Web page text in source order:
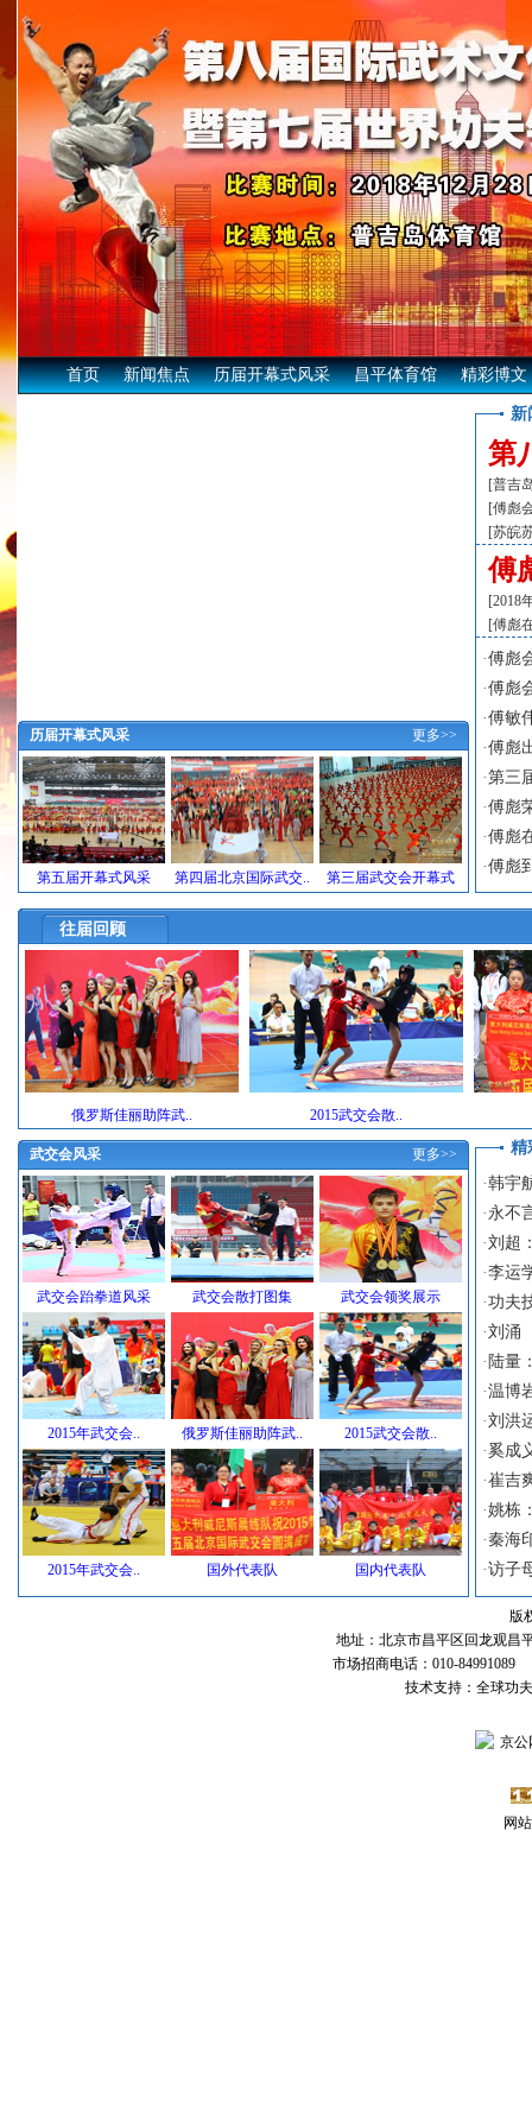
首页 新闻焦点 历届开幕式风采 昌平体育馆 精彩博文
历届开幕式风采 更多>>
第五届开幕式风采 第四届北京国际武交.. 第三届武交会开幕式
第
[普吉
[傅彪
[苏皖
傅
[2018
[傅彪
·傅彪
·傅彪
·傅敏
·傅彪
·第三
·傅彪
·傅彪
·傅彪
往届回顾
俄罗斯佳丽助阵武.. 2015武交会散..
武交会风采 更多>>
武交会跆拳道风采 武交会散打图集 武交会领奖展示
2015年武交会.. 俄罗斯佳丽助阵武.. 2015武交会散..
2015年武交会.. 国外代表队 国内代表队
精
·韩宇
· 永不
·刘超
·李运
·功夫
·刘涌
· 陆量
·温博
·刘洪
·奚成
·崔吉
·姚栋
·秦海
·访子
版
地址：北京市昌平区回龙观昌
市场招商电话：010-84991089
技术支持：全球
京公
网